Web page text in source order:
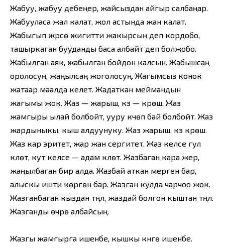
Жабуу, жабуу дебеңер, жайсыздан айгыр салбаңар.
Жабууласа жал калат, жол астында жан калат.
Жабыгып жүрсө жигитти жакырсың деп кордобо,
ташыркаган бууданды баса албайт деп болжобо.
Жабылган аяк, жабылган бойдон калсын. Жабышсаң
оролосуң, жаңылсаң жоголосуң. Жагымсыз конок
жатаар маалда келет. Жадаткан меймандын
жагымы жок. Жаз — жарыш, күз — күрөш. Жаз
жамгыры ылай болбойт, ууру күчөп бай болбойт. Жаз
жардыныкы, кыш алдуунуку. Жаз жарыш, күз күрөш.
Жаз кар эритет, жар жан сергитет. Жаз келсе гул
күлөт, кут келсе — адам күлөт. Жазбаган кара жер,
жаңылбаган бир алда. Жазбай аткан мерген бар,
алыскы ишти көргөн бар. Жазган кулда чарчоо жок.
Жазганбаган кыздан түңүл, жаздай болгон кыштан түңүл.
Жазганды өчүрө албайсың.
Жазгы жамгырга ишенбе, кышкы күнгө ишенбе.